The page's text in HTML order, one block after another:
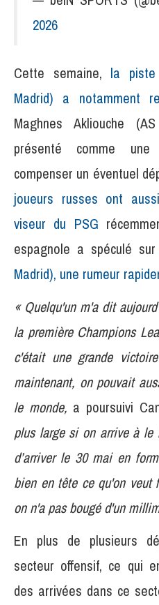
2026
Cette semaine, la piste
Madrid) a notamment
Maghnes Akliouche
présenté comme
compenser un éventuel
joueurs russes ont
viseur du PSG
espagnole a spéculé sur
Madrid), une rumeur
« Quelqu'un m'a dit
la première Champions
c'était une grande
maintenant, on pouvait
le monde, a poursuivi
plus large si on arrive à
d’arriver le 30 mai en
bien en tête ce qu'on veut
on n'a pas bougé d'un
En plus de plusieurs
secteur offensif, ce qui
des arrivées dans ce